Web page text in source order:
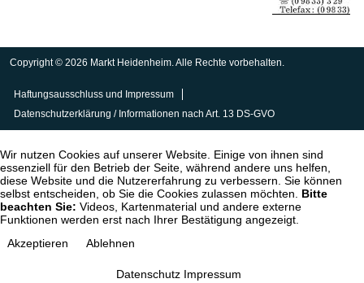
Copyright © 2026 Markt Heidenheim. Alle Rechte vorbehalten.
Haftungsausschluss und Impressum
Datenschutzerklärung / Informationen nach Art. 13 DS-GVO
Wir nutzen Cookies auf unserer Website. Einige von ihnen sind
essenziell für den Betrieb der Seite, während andere uns helfen,
diese Website und die Nutzererfahrung zu verbessern. Sie können
selbst entscheiden, ob Sie die Cookies zulassen möchten. Bitte
beachten Sie: Videos, Kartenmaterial und andere externe
Funktionen werden erst nach Ihrer Bestätigung angezeigt.
Akzeptieren
Ablehnen
Datenschutz Impressum